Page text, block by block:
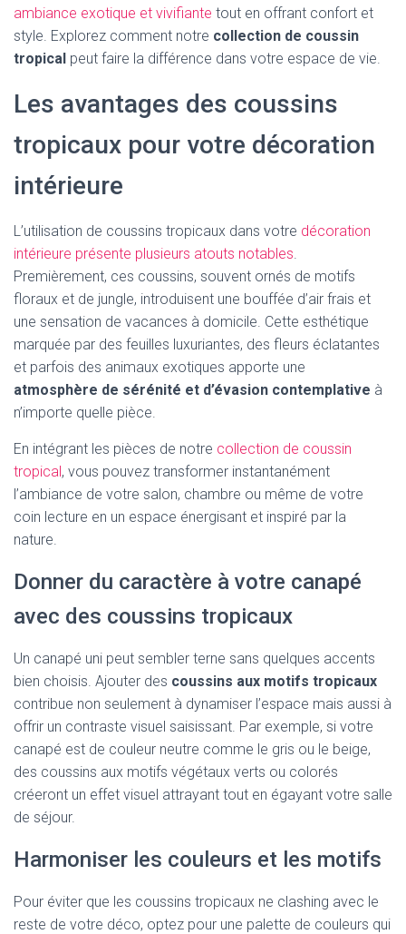
ambiance exotique et vivifiante tout en offrant confort et
style. Explorez comment notre collection de coussin
tropical peut faire la différence dans votre espace de vie.
Les avantages des coussins
tropicaux pour votre décoration
intérieure
L’utilisation de coussins tropicaux dans votre décoration
intérieure présente plusieurs atouts notables.
Premièrement, ces coussins, souvent ornés de motifs
floraux et de jungle, introduisent une bouffée d’air frais et
une sensation de vacances à domicile. Cette esthétique
marquée par des feuilles luxuriantes, des fleurs éclatantes
et parfois des animaux exotiques apporte une
atmosphère de sérénité et d’évasion contemplative à
n’importe quelle pièce.
En intégrant les pièces de notre collection de coussin
tropical, vous pouvez transformer instantanément
l’ambiance de votre salon, chambre ou même de votre
coin lecture en un espace énergisant et inspiré par la
nature.
Donner du caractère à votre canapé
avec des coussins tropicaux
Un canapé uni peut sembler terne sans quelques accents
bien choisis. Ajouter des coussins aux motifs tropicaux
contribue non seulement à dynamiser l’espace mais aussi à
offrir un contraste visuel saisissant. Par exemple, si votre
canapé est de couleur neutre comme le gris ou le beige,
des coussins aux motifs végétaux verts ou colorés
créeront un effet visuel attrayant tout en égayant votre salle
de séjour.
Harmoniser les couleurs et les motifs
Pour éviter que les coussins tropicaux ne clashing avec le
reste de votre déco, optez pour une palette de couleurs qui